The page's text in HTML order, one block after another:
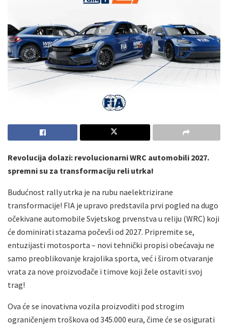
Revolucija dolazi: revolucionarni WRC automobili 2027.
spremni su za transformaciju reli utrka!
Budućnost rally utrka je na rubu naelektrizirane
transformacije! FIA je upravo predstavila prvi pogled na dugo
očekivane automobile Svjetskog prvenstva u reliju (WRC) koji
će dominirati stazama počevši od 2027. Pripremite se,
entuzijasti motosporta – novi tehnički propisi obećavaju ne
samo preoblikovanje krajolika sporta, već i širom otvaranje
vrata za nove proizvođače i timove koji žele ostaviti svoj
trag!
Ova će se inovativna vozila proizvoditi pod strogim
ograničenjem troškova od 345.000 eura, čime će se osigurati